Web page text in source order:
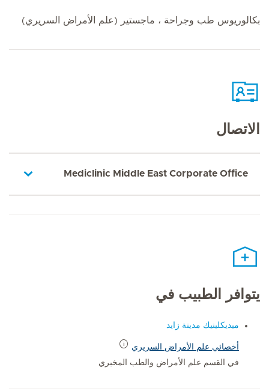
بكالوريوس طب وجراحة ، ماجستير (علم الأمراض السريري)
الاتصال
Mediclinic Middle East Corporate Office
يتوافر الطبيب في
ميديكلينيك مدينة زايد
أخصائي علم الأمراض السريري
في القسم علم الأمراض والطب المخبري